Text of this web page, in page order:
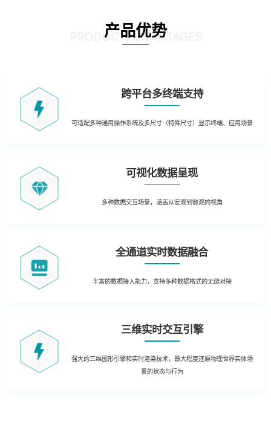
产品优势
PRODUCT ADVANTAGES
跨平台多终端支持
可适配多种通用操作系统及多尺寸（特殊尺寸）显示终端、应用场景
可视化数据呈现
多种数据交互场景，涵盖从宏观到微观的视角
全通道实时数据融合
丰富的数据接入能力，支持多种数据格式的无缝对接
三维实时交互引擎
强大的三维图形引擎和实时渲染技术，最大程度还原物理世界实体场
景的状态与行为